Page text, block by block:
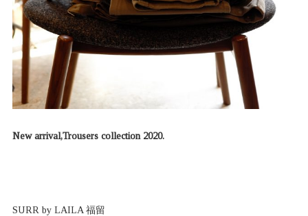
New arrival,Trousers collection 2020.
SURR by LAILA 福留